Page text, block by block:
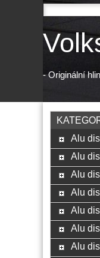
- Originální
Alu
Alu
Alu
Alu
Alu
Alu
Alu